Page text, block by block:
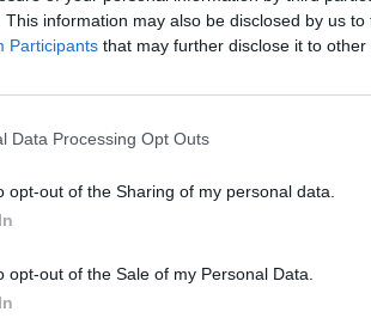
This information may also be disclosed by us
Participants that may further disclose it to other
Data Processing Opt Outs
opt-out of the Sharing of my personal data.
opt-out of the Sale of my Personal Data.